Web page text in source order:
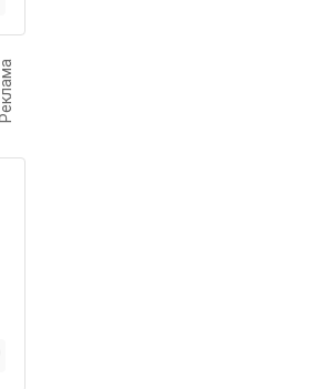
Реклама